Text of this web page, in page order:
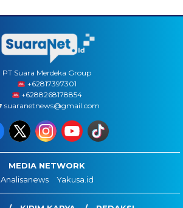
PT Suara Merdeka Group
‪+62817397301
+6288268178854
suaranetnews@gmail.com
MEDIA NETWORK
Analisanews
Yakusa.id